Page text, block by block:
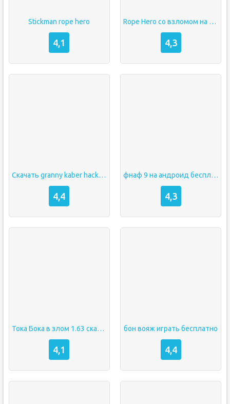
Stickman rope hero
4,1
Rope Hero со взломом на деньги и очки прокачки
4,3
Скачать granny kaber hacker бесплатно на android бесплатно версия
4,4
фнаф 9 на андроид бесплатно полную версию на русском языке бесплатно без вирусов на телефон
4,3
Тока Бока в злом 1.63 скачать бесплатно на Андроид бесплатно
4,1
бон вояж играть бесплатно
4,4